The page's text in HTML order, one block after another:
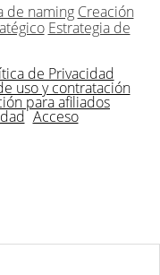
de naming Creación
Estrategia de
de Privacidad
uso y contratación
para afiliados
Acceso